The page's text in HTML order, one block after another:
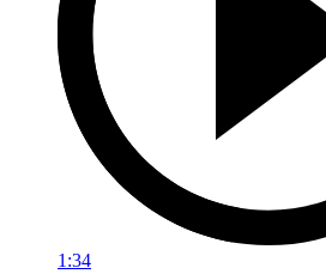
1:34